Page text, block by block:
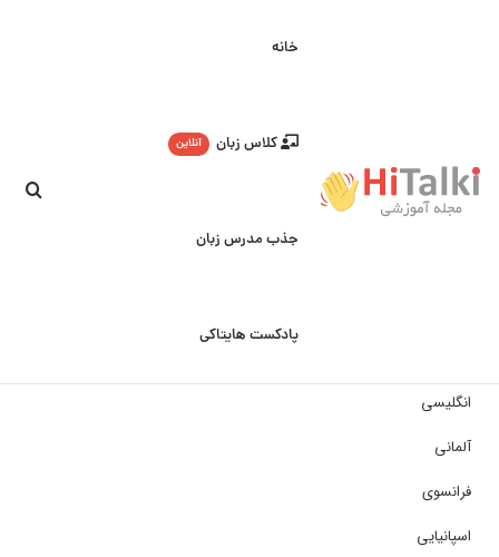
خانه
کلاس زبان آنلاین
جذب مدرس زبان
پادکست هایتاکی
انگلیسی
آلمانی
فرانسوی
اسپانیایی